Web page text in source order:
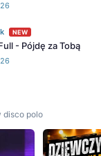
NEW
- Pójdę za Tobą
disco polo